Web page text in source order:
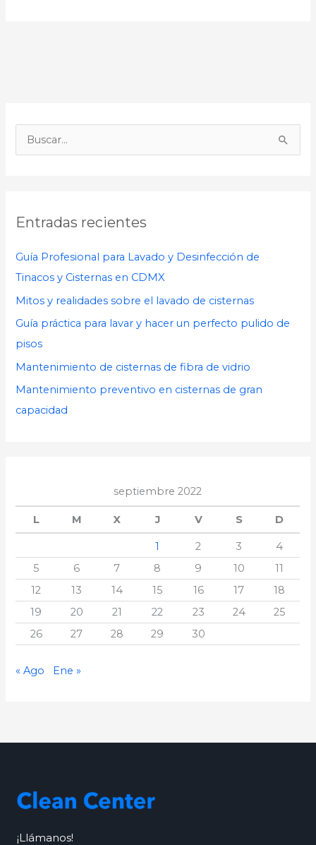
a
r
:
Entradas recientes
Guía Profesional para Lavado y Desinfección de
Tinacos y Cisternas en CDMX
Mitos y realidades sobre el lavado de cisternas
Guía práctica para lavar y hacer un perfecto pulido de
pisos
Mantenimiento de cisternas de fibra de vidrio
Mantenimiento preventivo en cisternas de gran
capacidad
septiembre 2022
L M X J V S D
1 2 3
4
5
6 7 8 9 10
11
12
13 14 15 16 17
18
19
20 21 22 23 24
25
26
27 28 29 30
« Ago Ene »
¡Llámanos!